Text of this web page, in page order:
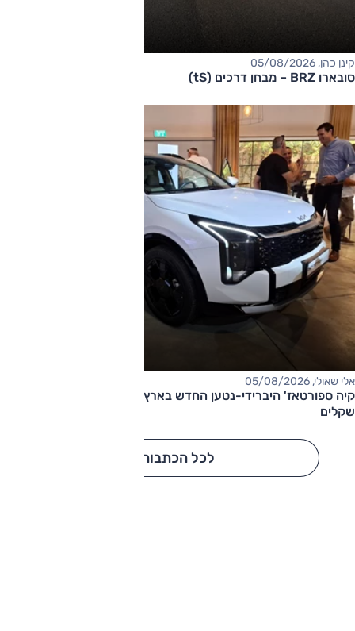
קינן כהן, 05/08/2026
סובארו BRZ – מבחן דרכים (tS)
אלי שאולי, 05/08/2026
שקלים
לכל הכתבות